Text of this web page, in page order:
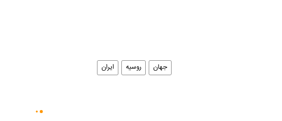
جهان روسیه ایران